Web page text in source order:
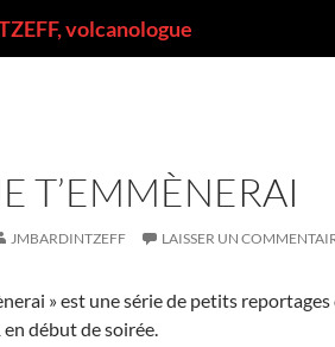
volcanologue
T’EMMÈNERAI
JMBARDINTZEFF LAISSER UN
» est une série de petits
en début de soirée.